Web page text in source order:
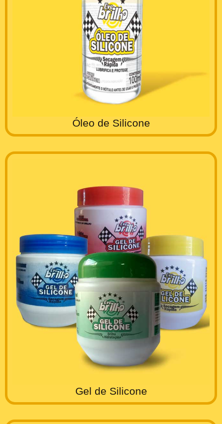
Óleo de Silicone
Gel de Silicone